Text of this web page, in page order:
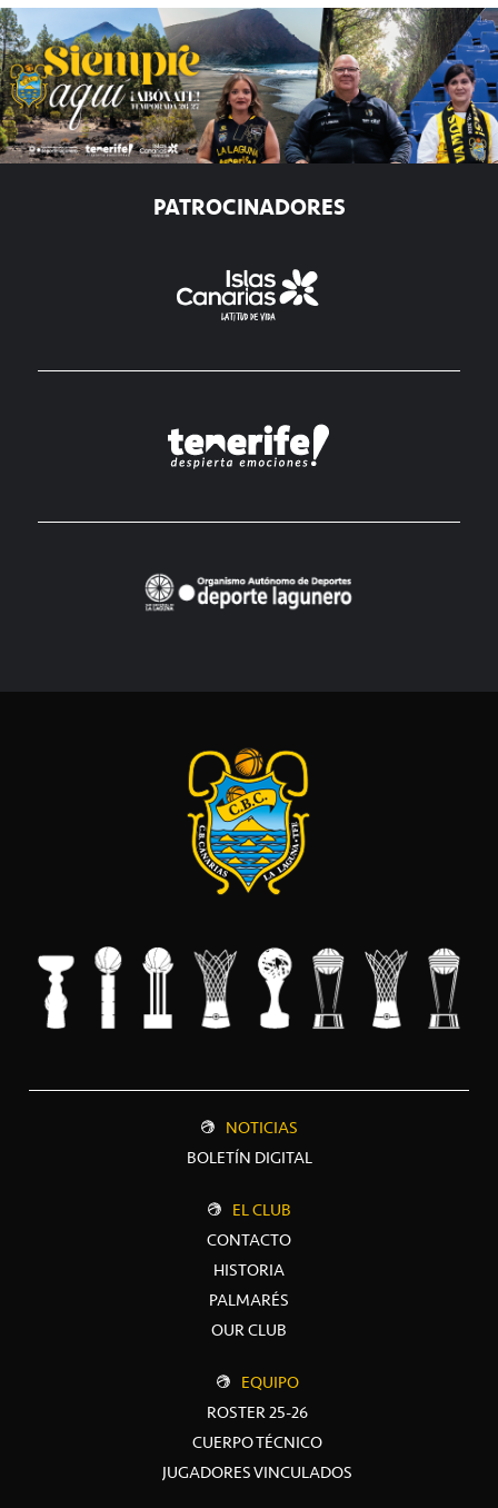
PATROCINADORES
NOTICIAS
BOLETÍN DIGITAL
EL CLUB
CONTACTO
HISTORIA
PALMARÉS
OUR CLUB
EQUIPO
ROSTER 25-26
CUERPO TÉCNICO
JUGADORES VINCULADOS